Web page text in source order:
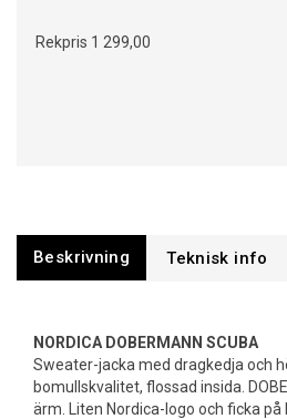
Rekpris 1 299,00
Beskrivning
NORDICA DOBERMANN SCUBA
Sweater-jacka med dragkedja och
bomullskvalitet, flossad insida.
ärm. Liten Nordica-logo och ficka